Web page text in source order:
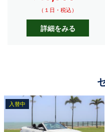
（１日・税込）
詳細をみる
入替中